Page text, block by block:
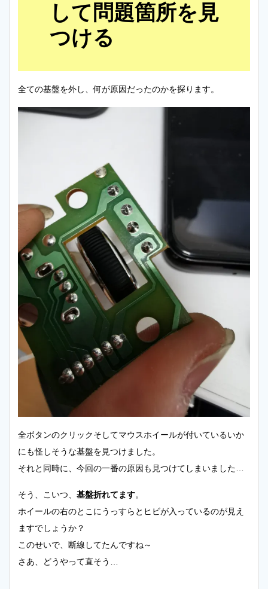
して問題箇所を見
つける
全ての基盤を外し、何が原因だったのかを探ります。
全ボタンのクリックそしてマウスホイールが付いているいか
にも怪しそうな基盤を見つけました。
それと同時に、今回の一番の原因も見つけてしまいました…
そう、こいつ、 基盤折れてます。
ホイールの右のとこにうっすらとヒビが入っているのが見え
ますでしょうか？
このせいで、断線してたんですね～
さあ、どうやって直そう…